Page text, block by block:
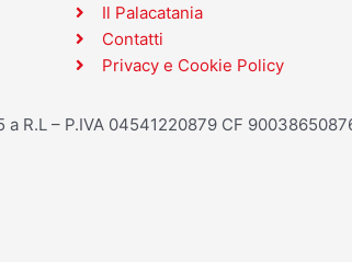
Il Palacatania
Contatti
Privacy e Cookie Policy
R.L – P.IVA 04541220879 CF